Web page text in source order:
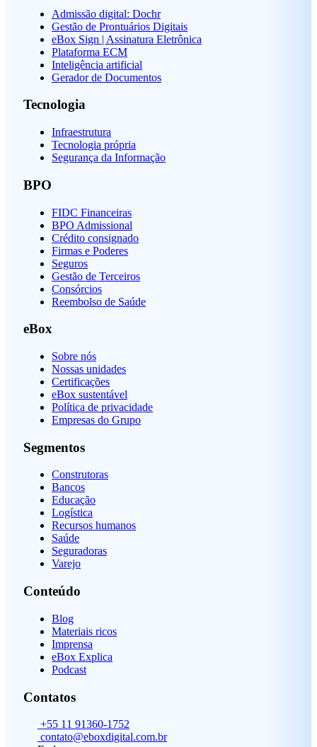
Admissão digital: Dochr
Gestão de Prontuários Digitais
eBox Sign | Assinatura Eletrônica
Plataforma ECM
Inteligência artificial
Gerador de Documentos
Tecnologia
Infraestrutura
Tecnologia própria
Segurança da Informação
BPO
FIDC Financeiras
BPO Admissional
Crédito consignado
Firmas e Poderes
Seguros
Gestão de Terceiros
Consórcios
Reembolso de Saúde
eBox
Sobre nós
Nossas unidades
Certificações
eBox sustentável
Política de privacidade
Empresas do Grupo
Segmentos
Construtoras
Bancos
Educação
Logística
Recursos humanos
Saúde
Seguradoras
Varejo
Conteúdo
Blog
Materiais ricos
Imprensa
eBox Explica
Podcast
Contatos
+55 11 91360-1752
contato@eboxdigital.com.br